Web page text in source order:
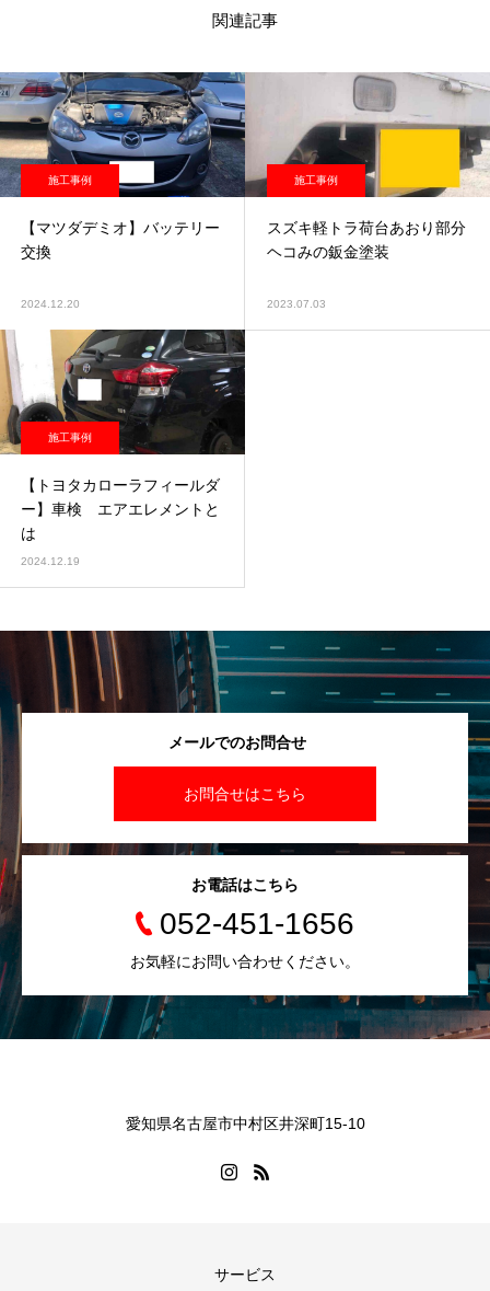
関連記事
施工事例
【マツダデミオ】バッテリー
交換
2024.12.20
施工事例
スズキ軽トラ荷台あおり部分
ヘコみの鈑金塗装
2023.07.03
施工事例
【トヨタカローラフィールダ
ー】車検 エアエレメントと
は
2024.12.19
メールでのお問合せ
お問合せはこちら
お電話はこちら
052-451-1656
お気軽にお問い合わせください。
愛知県名古屋市中村区井深町15-10
サービス